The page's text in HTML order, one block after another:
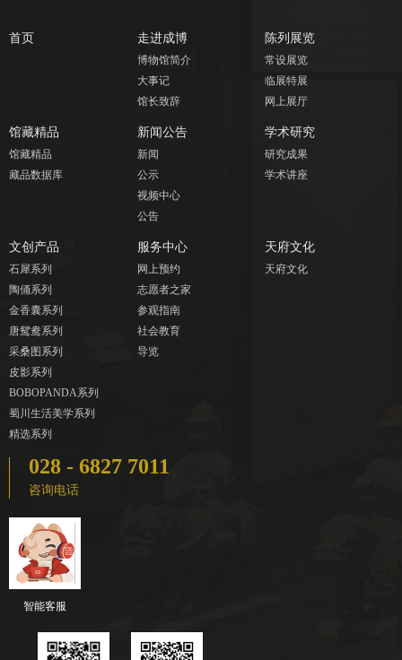
首页 走进成博
博物馆简介
大事记
馆长致辞
陈列展览
常设展览
临展特展
网上展厅
馆藏精品
馆藏精品
藏品数据库
新闻公告
新闻
公示
视频中心
公告
学术研究
研究成果
学术讲座
文创产品
石犀系列
陶俑系列
金香囊系列
唐鸳鸯系列
采桑图系列
皮影系列
BOBOPANDA系列
蜀川生活美学系列
精选系列
服务中心
网上预约
志愿者之家
参观指南
社会教育
导览
天府文化
天府文化
028 - 6827 7011
咨询电话
智能客服